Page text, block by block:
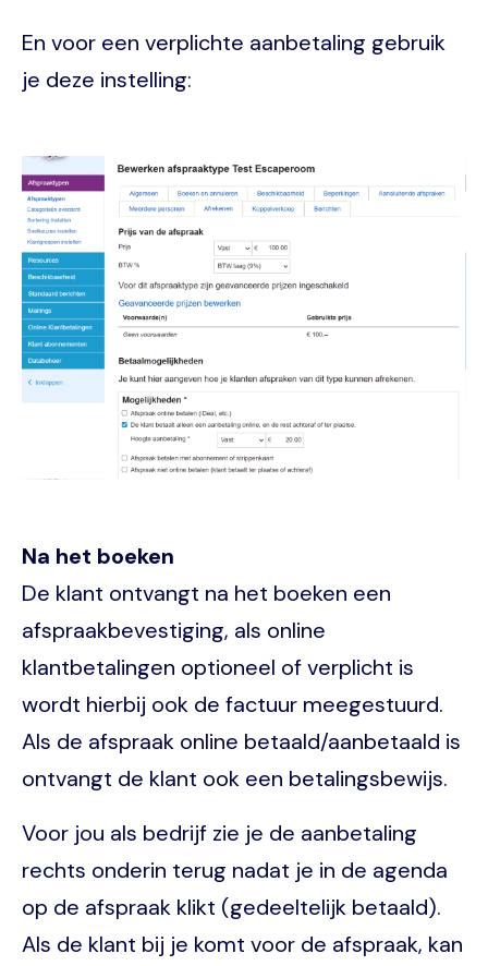
En voor een verplichte aanbetaling gebruik
je deze instelling:
Image
Na het boeken
De klant ontvangt na het boeken een
afspraakbevestiging, als online
klantbetalingen optioneel of verplicht is
wordt hierbij ook de factuur meegestuurd.
Als de afspraak online betaald/aanbetaald is
ontvangt de klant ook een betalingsbewijs.
Voor jou als bedrijf zie je de aanbetaling
rechts onderin terug nadat je in de agenda
op de afspraak klikt (gedeeltelijk betaald).
Als de klant bij je komt voor de afspraak, kan